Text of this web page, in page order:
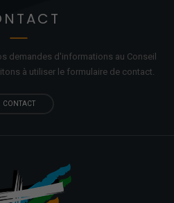
demandes d'informations au Conseil
à utiliser le formulaire de contact.
CONTACT